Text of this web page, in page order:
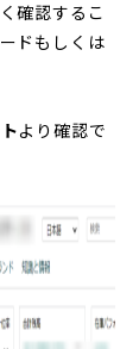
確認するこ
ドもしくは
より確認で